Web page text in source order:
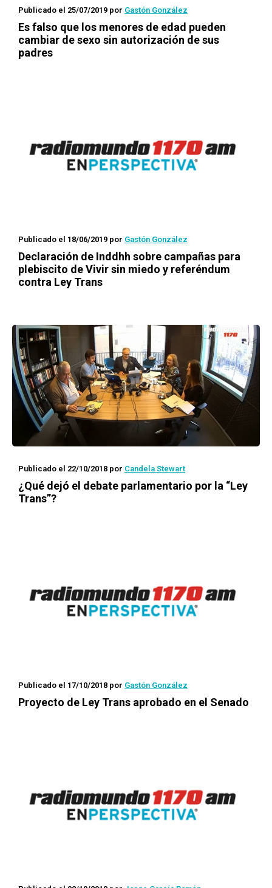
Publicado el 25/07/2019 por Gastón González
Es falso que los menores de edad pueden
cambiar de sexo sin autorización de sus
padres
Publicado el 18/06/2019 por Gastón González
Declaración de Inddhh sobre campañas para
plebiscito deVivir sin miedo y referéndum
contra Ley Trans
Publicado el 22/10/2018 por Candela Stewart
¿Qué dejó el debate parlamentario por la “Ley
Trans”?
Publicado el 17/10/2018 por Gastón González
Proyecto de Ley Trans aprobado en el Senado